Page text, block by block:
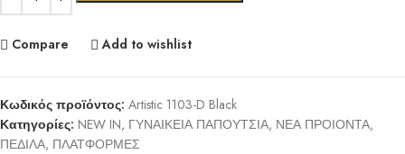
Compare Add to wishlist
Κωδικός προϊόντος: Artistic 1103-D Black
Κατηγορίες: NEW IN, ΓΥΝΑΙΚΕΙΑ ΠΑΠΟΥΤΣΙΑ, ΝΕΑ ΠΡΟΙΟΝΤΑ,
ΠΕΔΙΛΑ, ΠΛΑΤΦΟΡΜΕΣ